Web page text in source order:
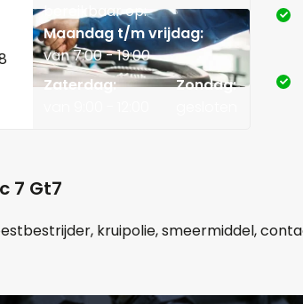
bereikbaar op:
Maandag t/m vrijdag:
van 7:00 - 19:00
Zaterdag:
Zondag:
7 Gt7
kruipolie, smeermiddel,
Hoeveel liter*: